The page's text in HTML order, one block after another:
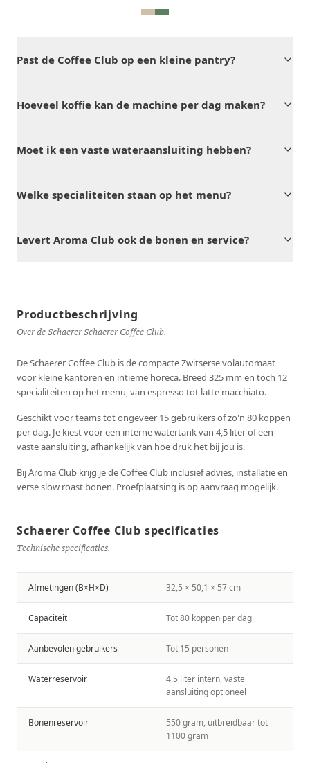
Past de Coffee Club op een kleine pantry?
Hoeveel koffie kan de machine per dag maken?
Moet ik een vaste wateraansluiting hebben?
Welke specialiteiten staan op het menu?
Levert Aroma Club ook de bonen en service?
Productbeschrijving
Over de Schaerer Schaerer Coffee Club.
De Schaerer Coffee Club is de compacte Zwitserse volautomaat
voor kleine kantoren en intieme horeca. Breed 325 mm en toch 12
specialiteiten op het menu, van espresso tot latte macchiato.
Geschikt voor teams tot ongeveer 15 gebruikers of zo'n 80 koppen
per dag. Je kiest voor een interne watertank van 4,5 liter of een
vaste aansluiting, afhankelijk van hoe druk het bij jou is.
Bij Aroma Club krijg je de Coffee Club inclusief advies, installatie en
verse slow roast bonen. Proefplaatsing is op aanvraag mogelijk.
Schaerer Coffee Club specificaties
Technische specificaties.
Afmetingen (B×H×D) 32,5 × 50,1 × 57 cm
Capaciteit Tot 80 koppen per dag
Aanbevolen gebruikers Tot 15 personen
Waterreservoir
4,5 liter intern, vaste
aansluiting optioneel
Bonenreservoir
550 gram, uitbreidbaar tot
1100 gram